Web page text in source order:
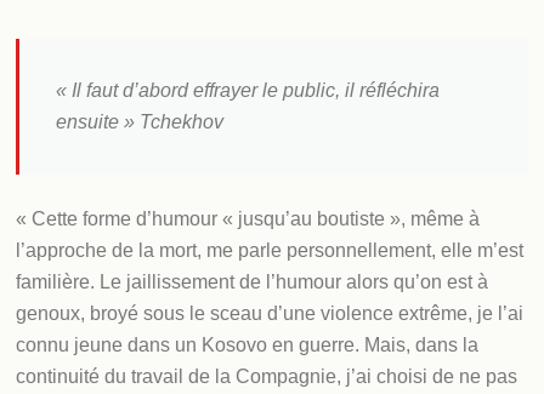
« Il faut d’abord effrayer le public, il réfléchira
ensuite » Tchekhov
« Cette forme d’humour « jusqu’au boutiste », même à
l’approche de la mort, me parle personnellement, elle m’est
familière. Le jaillissement de l’humour alors qu’on est à
genoux, broyé sous le sceau d’une violence extrême, je l’ai
connu jeune dans un Kosovo en guerre. Mais, dans la
continuité du travail de la Compagnie, j’ai choisi de ne pas